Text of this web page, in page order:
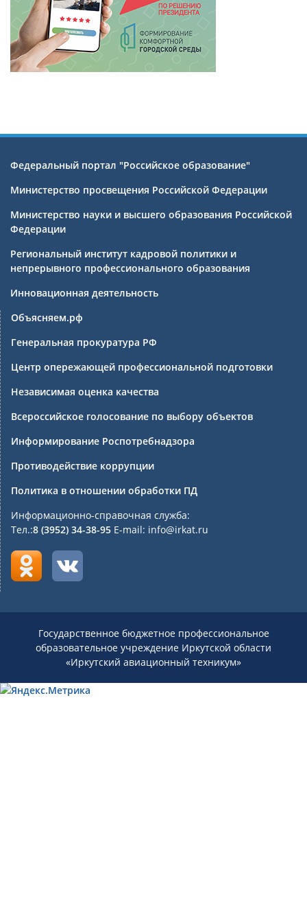
Федеральный портал "Российское образование"
Министерство просвещения Российской Федерации
Министерство науки и высшего образования Российской
Федерации
Региональный институт кадровой политики и
непрерывного профессионального образования
Инновационная деятельность
Объясняем.рф
Генеральная прокуратура РФ
Центр опережающей профессиональной подготовки
Независимая оценка качества
Всероссийское голосование по выбору объектов
Информирование Роспотребнадзора
Противодействие коррупции
Политика в отношении обработки ПД
Информационно-справочная служба:
Тел.:8 (3952) 34-38-95 E-mail: info@irkat.ru
Государственное бюджетное профессиональное
образовательное учреждение Иркутской области
«Иркутский авиационный техникум»